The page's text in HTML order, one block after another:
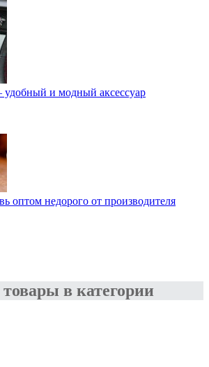
и модный аксессуар
оптом недорого от производителя
в категории